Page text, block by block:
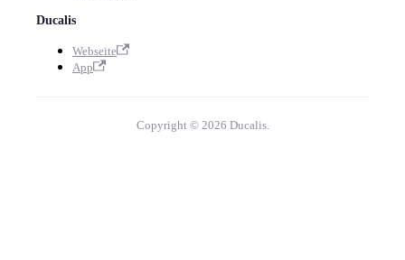
Ducalis
Webseite
App
Copyright © 2026 Ducalis.